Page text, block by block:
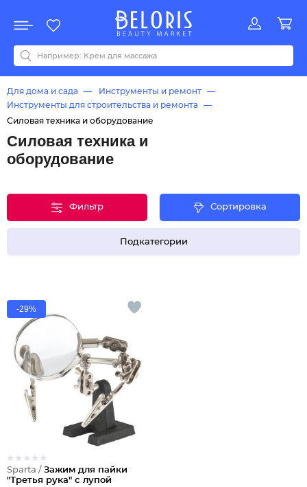
Акции
Все бренды
0-9ABCDEFGHIJKLMNOPQRSTUVWYZАБВДЗИМОКЛНПРСТУФ
Для дома и сада
Инструменты и ремонт
Инструменты для строительства и ремонта
Силовая техника и оборудование
Силовая техника и
оборудование
Фильтр Сортировка
Подкатегории
-29%
Sparta / Зажим для пайки
"Третья рука" с лупой